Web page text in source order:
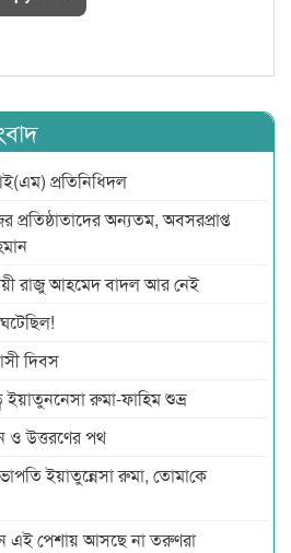
প্রতিনিধিদল
প্রতিষ্ঠাতাদের অন্যতম, অবসরপ্রাপ্ত
রাজু আহমেদ বাদল আর নেই
দিবস
ইয়াতুননেসা রুমা-ফাহিম শুভ্র
ও উত্তরণের পথ
ইয়াতুন্নেসা রুমা, তোমা‌কে
এই পেশায় আসছে না তরুণরা